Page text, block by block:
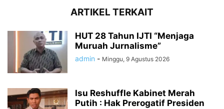
ARTIKEL TERKAIT
HUT 28 Tahun IJTI “Menjaga
Muruah Jurnalisme”
admin - Minggu, 9 Agustus 2026
Isu Reshuffle Kabinet Merah
Putih : Hak Prerogatif Presiden